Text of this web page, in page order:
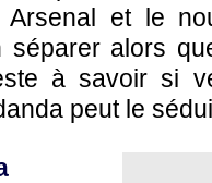
et le
séparer alors
à savoir si
peut le